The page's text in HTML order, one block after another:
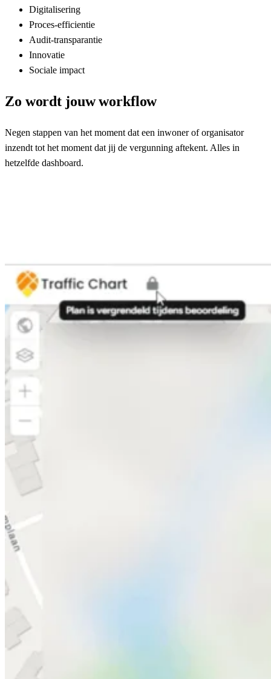
Digitalisering
Proces-efficientie
Audit-transparantie
Innovatie
Sociale impact
Zo wordt jouw workflow
Negen stappen van het moment dat een inwoner of organisator
inzendt tot het moment dat jij de vergunning aftekent. Alles in
hetzelfde dashboard.